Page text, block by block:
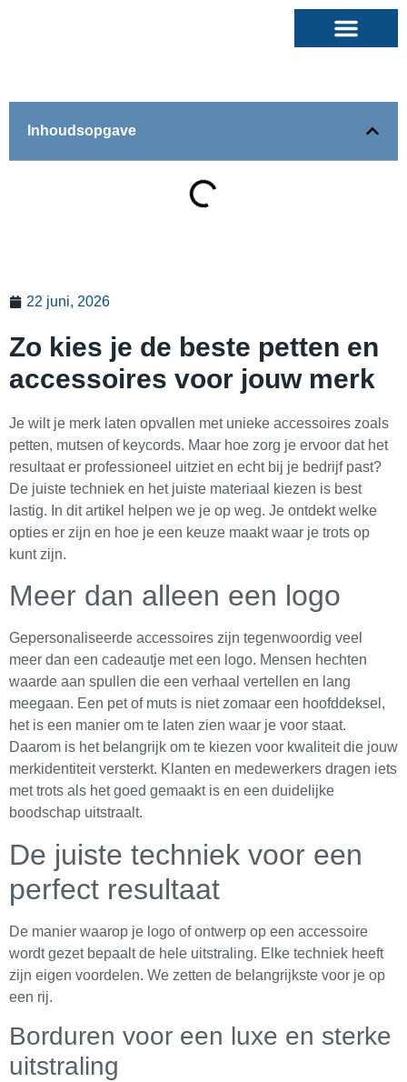
Inhoudsopgave
22 juni, 2026
Zo kies je de beste petten en
accessoires voor jouw merk
Je wilt je merk laten opvallen met unieke accessoires zoals
petten, mutsen of keycords. Maar hoe zorg je ervoor dat het
resultaat er professioneel uitziet en echt bij je bedrijf past?
De juiste techniek en het juiste materiaal kiezen is best
lastig. In dit artikel helpen we je op weg. Je ontdekt welke
opties er zijn en hoe je een keuze maakt waar je trots op
kunt zijn.
Meer dan alleen een logo
Gepersonaliseerde accessoires zijn tegenwoordig veel
meer dan een cadeautje met een logo. Mensen hechten
waarde aan spullen die een verhaal vertellen en lang
meegaan. Een pet of muts is niet zomaar een hoofddeksel,
het is een manier om te laten zien waar je voor staat.
Daarom is het belangrijk om te kiezen voor kwaliteit die jouw
merkidentiteit versterkt. Klanten en medewerkers dragen iets
met trots als het goed gemaakt is en een duidelijke
boodschap uitstraalt.
De juiste techniek voor een
perfect resultaat
De manier waarop je logo of ontwerp op een accessoire
wordt gezet bepaalt de hele uitstraling. Elke techniek heeft
zijn eigen voordelen. We zetten de belangrijkste voor je op
een rij.
Borduren voor een luxe en sterke
uitstraling